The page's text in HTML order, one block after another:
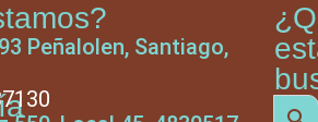
Peñalolen, Santiago,